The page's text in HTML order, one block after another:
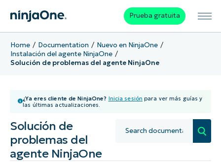
Prueba gratuita
Home Documentation
Nuevo en NinjaOne
Instalación del agente NinjaOne
Solución de problemas del agente NinjaOne
¿Ya eres cliente de NinjaOne? Inicia sesión para ver más guías y
las últimas actualizaciones.
Solución de
problemas del
agente NinjaOne